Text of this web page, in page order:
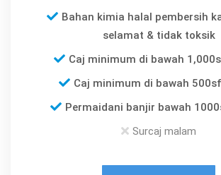
Bahan kimia halal pembersih
selamat & tidak toksik
Caj minimum di bawah
Caj minimum di bawah
Permaidani banjir bawah
Surcaj malam